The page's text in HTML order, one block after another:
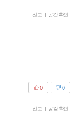
신고 | 공감 확인
0
0
신고 | 공감 확인